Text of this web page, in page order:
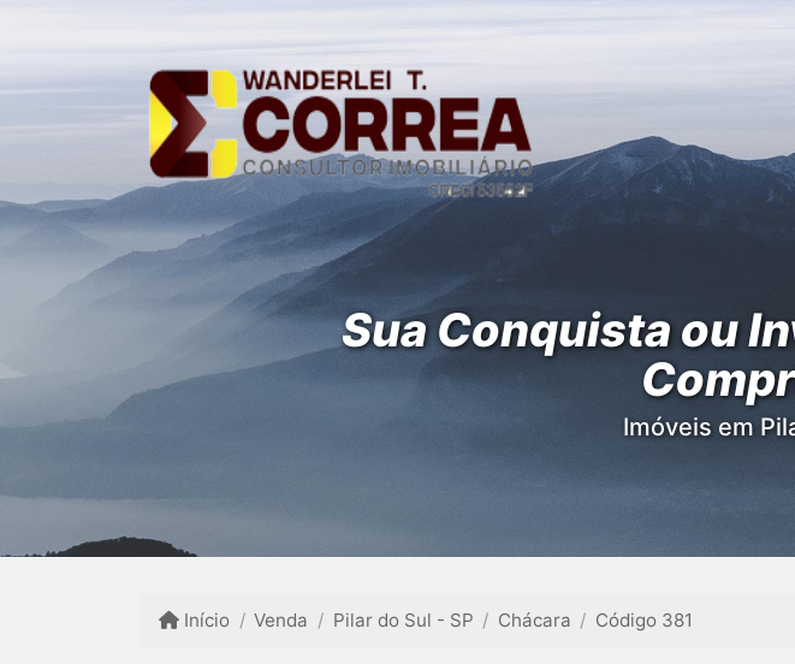
Sua Conquista ou
Imóveis em
Início Venda Pilar do Sul - SP Chácara Código 381